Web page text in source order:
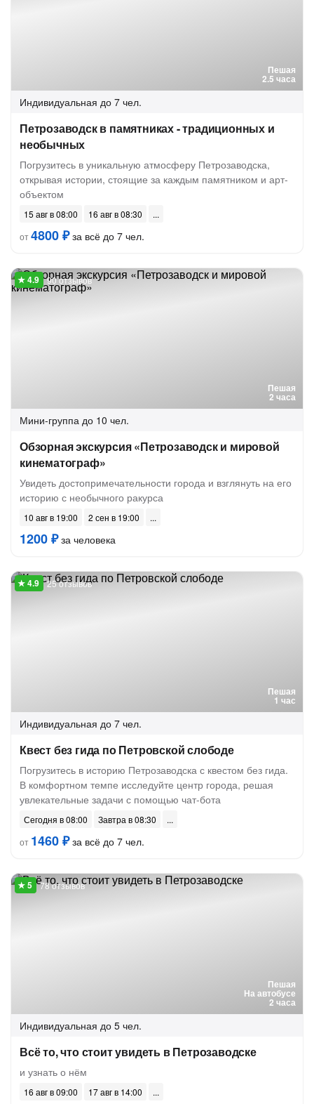
Пешая
2.5 часа
Индивидуальная до 7 чел.
Петрозаводск в памятниках - традиционных и
необычных
Погрузитесь в уникальную атмосферу Петрозаводска,
открывая истории, стоящие за каждым памятником и арт-
объектом
15 авг в 08:00
16 авг в 08:30
от4800 ₽за всё до 7 чел.
Пешая
2 часа
90 отзывов
Мини-группа до 10 чел.
Обзорная экскурсия «Петрозаводск и мировой
кинематограф»
Увидеть достопримечательности города и взглянуть на его
историю с необычного ракурса
10 авг в 19:00 2 сен в 19:00
1200 ₽за человека
Пешая
1 час
25 отзывов
Индивидуальная до 7 чел.
Квест без гида по Петровской слободе
Погрузитесь в историю Петрозаводска с квестом без гида.
В комфортном темпе исследуйте центр города, решая
увлекательные задачи с помощью чат-бота
Сегодня в 08:00
Завтра в 08:30
от 1460 ₽за всё до 7 чел.
Пешая
На автобусе
2 часа
78 отзывов
Индивидуальная до 5 чел.
Всё то, что стоит увидеть в Петрозаводске
и узнать о нём
16 авг в 09:00 17 авг в 14:00